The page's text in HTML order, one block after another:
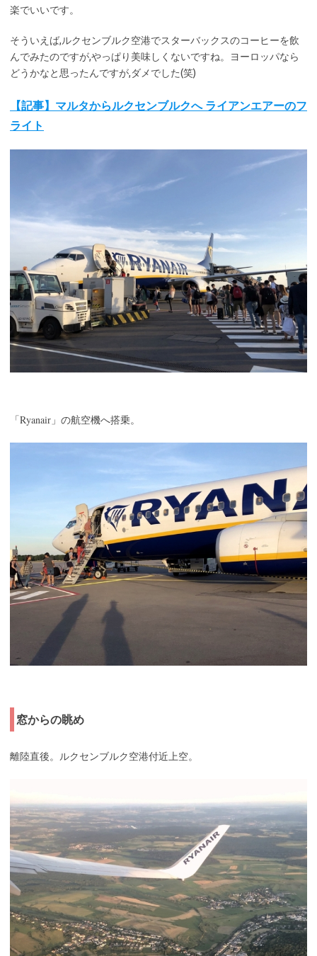
楽でいいです。
そういえば,ルクセンブルク空港でスターバックスのコーヒーを飲
んでみたのですが,やっぱり美味しくないですね。ヨーロッパなら
どうかなと思ったんですが,ダメでした(笑)
【記事】マルタからルクセンブルクへ ライアンエアーのフ
ライト
「Ryanair 」の航空機へ搭乗。
窓からの眺め
離陸直後。ルクセンブルク空港付近上空。